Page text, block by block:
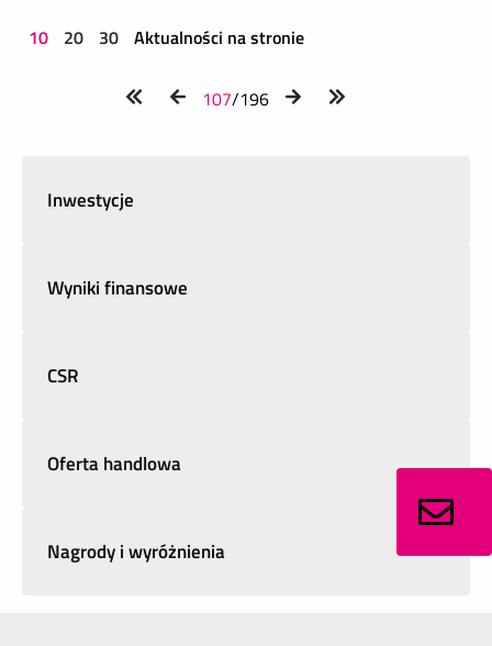
10 20 30 Aktualności na stronie
107/196
Inwestycje
Wyniki finansowe
CSR
Oferta handlowa
Nagrody i wyróżnienia